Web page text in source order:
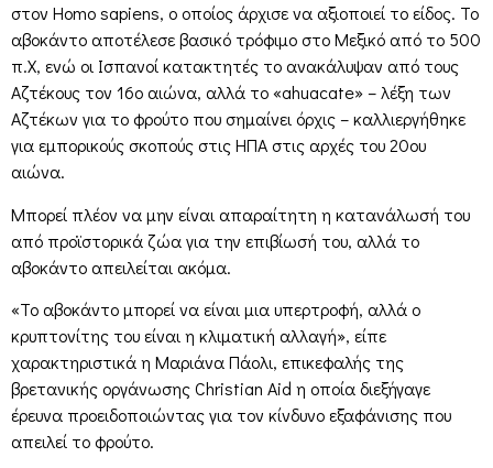
στον Homo sapiens, ο οποίος άρχισε να αξιοποιεί το είδος. Το
αβοκάντο αποτέλεσε βασικό τρόφιμο στο Μεξικό από το 500
π.Χ, ενώ οι Ισπανοί κατακτητές το ανακάλυψαν από τους
Αζτέκους τον 16ο αιώνα, αλλά το «ahuacate» – λέξη των
Αζτέκων για το φρούτο που σημαίνει όρχις – καλλιεργήθηκε
για εμπορικούς σκοπούς στις ΗΠΑ στις αρχές του 20ου
αιώνα.
Μπορεί πλέον να μην είναι απαραίτητη η κατανάλωσή του
από προϊστορικά ζώα για την επιβίωσή του, αλλά το
αβοκάντο απειλείται ακόμα.
«Το αβοκάντο μπορεί να είναι μια υπερτροφή, αλλά ο
κρυπτονίτης του είναι η κλιματική αλλαγή», είπε
χαρακτηριστικά η Μαριάνα Πάολι, επικεφαλής της
βρετανικής οργάνωσης Christian Aid η οποία διεξήγαγε
έρευνα προειδοποιώντας για τον κίνδυνο εξαφάνισης που
απειλεί το φρούτο.